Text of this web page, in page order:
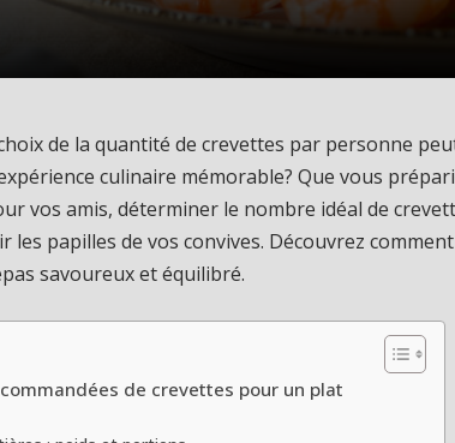
de la quantité de crevettes par personne
culinaire mémorable? Que vous
vos amis, déterminer le nombre idéal de
les papilles de vos convives. Découvrez
savoureux et équilibré.
de crevettes pour un plat